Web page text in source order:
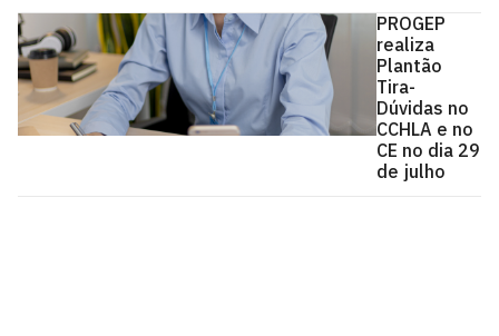
PROGEP
realiza
Plantão
Tira-
Dúvidas no
CCHLA e no
CE no dia 29
de julho